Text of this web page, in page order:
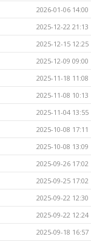
2026-01-06 14:00
2025-12-22 21:13
2025-12-15 12:25
2025-12-09 09:00
2025-11-18 11:08
2025-11-08 10:13
2025-11-04 13:55
2025-10-08 17:11
2025-10-08 13:09
2025-09-26 17:02
2025-09-25 17:02
2025-09-22 12:30
2025-09-22 12:24
2025-09-18 16:57